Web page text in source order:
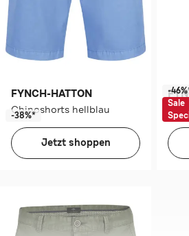
FYNCH-HATTON
Chinoshorts hellblau
-38%*
Jetzt shoppen
-
Sale